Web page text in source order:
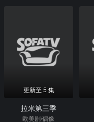
更新至 5 集
拉米第三季
欧美剧/偶像